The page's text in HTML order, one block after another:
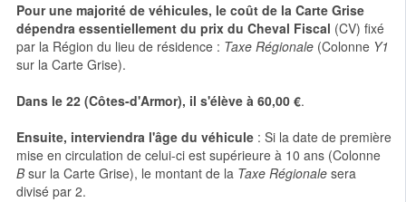
Pour une majorité de véhicules, le coût de la Carte Grise
dépendra essentiellement du prix du Cheval Fiscal (CV) fixé
par la Région du lieu de résidence : Taxe Régionale(Colonne Y1
sur la Carte Grise).
Dans le 22 (Côtes-d'Armor), il s'élève à 60,00 €.
Ensuite, interviendra l'âge du véhicule: Si la date de première
mise en circulation de celui-ci est supérieure à 10 ans (Colonne
Bsur la Carte Grise), le montant de la Taxe Régionalesera
divisé par 2.